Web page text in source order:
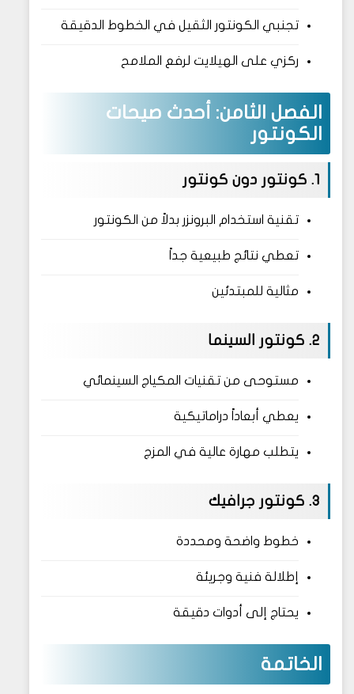
تجنبي الكونتور الثقيل في الخطوط الدقيقة
ركزي على الهيلايت لرفع الملامح
الفصل الثامن: أحدث صيحات
الكونتور
1. كونتور دون كونتور
تقنية استخدام البرونزر بدلاً من الكونتور
تعطي نتائج طبيعية جداً
مثالية للمبتدئين
2. كونتور السينما
مستوحى من تقنيات المكياج السينمائي
يعطي أبعاداً دراماتيكية
يتطلب مهارة عالية في المزج
3. كونتور جرافيك
خطوط واضحة ومحددة
إطلالة فنية وجريئة
يحتاج إلى أدوات دقيقة
الخاتمة